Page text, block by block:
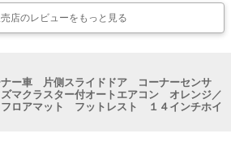
店のレビューをもっと見る
ー車 片側スライドドア コーナーセンサ
マクラスター付オートエアコン オレンジ／
ロアマット フットレスト １４インチホイ